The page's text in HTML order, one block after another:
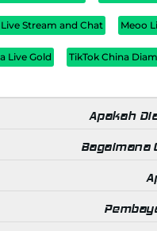
Stream and Chat Meoo
Live Gold TikTok China
Apakah
Bagaimana